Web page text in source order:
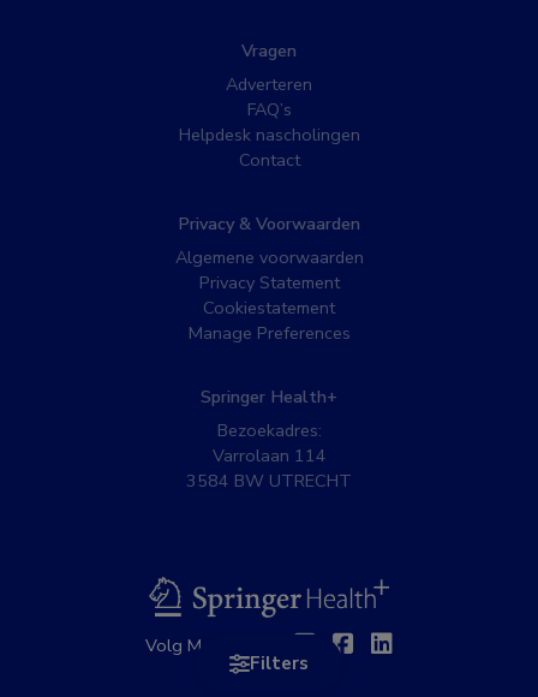
Filters
Vragen
Adverteren
FAQ’s
Helpdesk nascholingen
Contact
Privacy & Voorwaarden
Algemene voorwaarden
Privacy Statement
Cookiestatement
Manage Preferences
Springer Health+
Bezoekadres:
Varrolaan 114
3584 BW UTRECHT
BSL
Volg MedNet op: TwitterFacebook
Linkedin